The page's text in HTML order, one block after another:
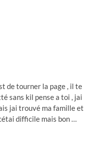
de tourner la page , il te
sans kil pense a toi , jai
jai trouvé ma famille et
difficile mais bon …